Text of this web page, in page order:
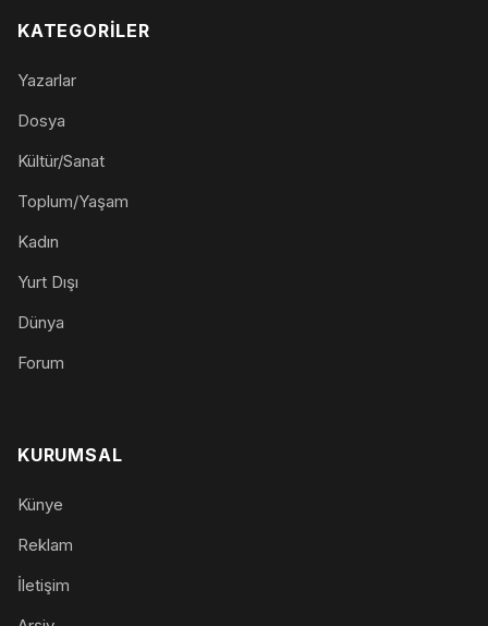
KATEGORILER
Yazarlar
Dosya
Kültür/Sanat
Toplum/Yaşam
Kadın
Yurt Dışı
Dünya
Forum
KURUMSAL
Künye
Reklam
İletişim